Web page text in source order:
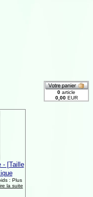
- [Taille
: Plus
la suite